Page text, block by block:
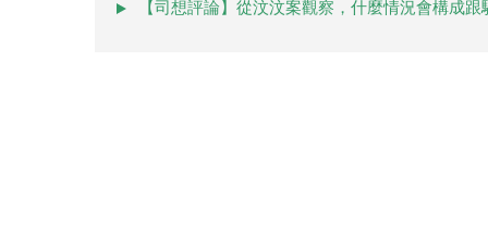
【司想評論】從汶汶案觀察，什麼情況會構成跟